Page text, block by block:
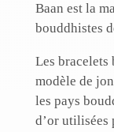
Baan est la
bouddhistes
Les bracelets
modèle de
les pays
d’or utilisées